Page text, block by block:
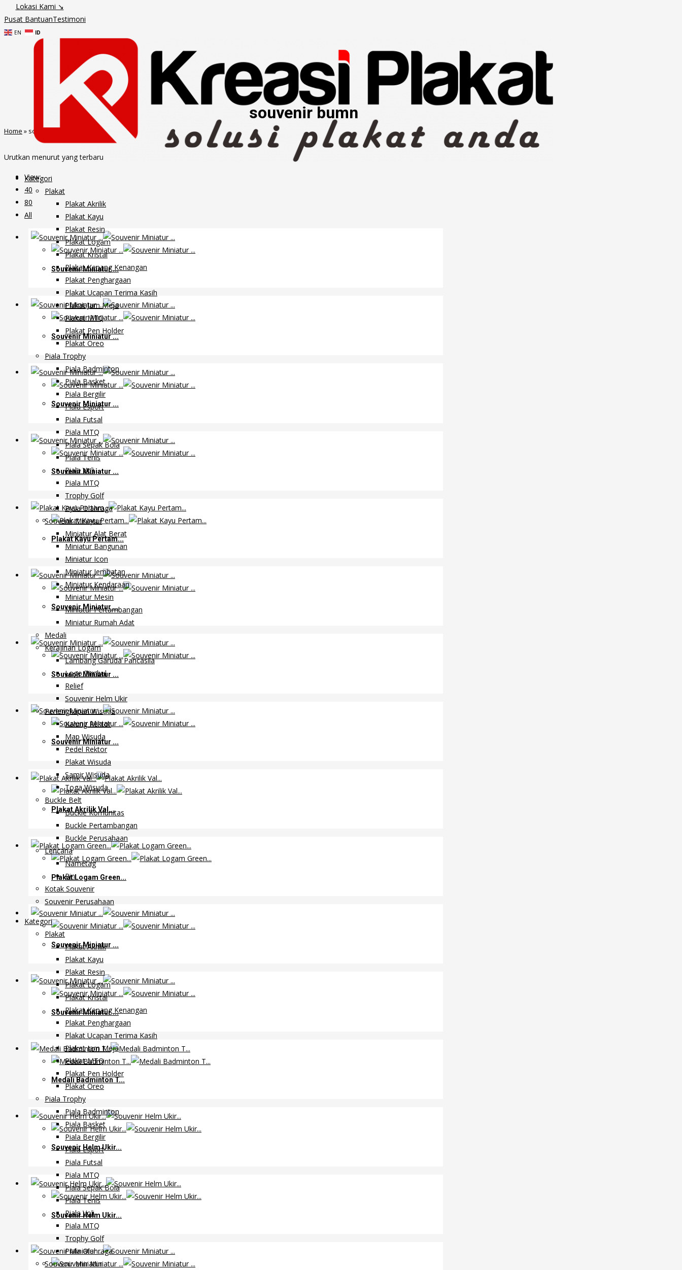
content
Lokasi Kami ↘
Pusat BantuanTestimoni
EN ID
Kategori
Plakat
Plakat Akrilik
Plakat Kayu
Plakat Resin
Plakat Logam
Plakat Kristal
Plakat Kenang Kenangan
Plakat Penghargaan
Plakat Ucapan Terima Kasih
Plakat Jam Meja
Plakat MTQ
Plakat Pen Holder
Plakat Oreo
Piala Trophy
Piala Badminton
Piala Basket
Piala Bergilir
Piala Esport
Piala Futsal
Piala MTQ
Piala Sepak Bola
Piala Tenis
Piala Voli
Piala MTQ
Trophy Golf
Piala Olahraga
Souvenir Miniatur
Miniatur Alat Berat
Miniatur Bangunan
Miniatur Icon
Miniatur Jembatan
Miniatur Kendaraan
Miniatur Mesin
Miniatur Pertambangan
Miniatur Rumah Adat
Medali
Kerajinan Logam
Lambang Garuda Pancasila
Logo Timbul
Relief
Souvenir Helm Ukir
Perlengkapan Wisuda
Kalung Rektor
Map Wisuda
Pedel Rektor
Plakat Wisuda
Samir Wisuda
Toga Wisuda
Buckle Belt
Buckle Komunitas
Buckle Pertambangan
Buckle Perusahaan
Lencana
Nametag
Pin
Kotak Souvenir
Souvenir Perusahaan
Kategori
Plakat
Plakat Akrilik
Plakat Kayu
Plakat Resin
Plakat Logam
Plakat Kristal
Plakat Kenang Kenangan
Plakat Penghargaan
Plakat Ucapan Terima Kasih
Plakat Jam Meja
Plakat MTQ
Plakat Pen Holder
Plakat Oreo
Piala Trophy
Piala Badminton
Piala Basket
Piala Bergilir
Piala Esport
Piala Futsal
Piala MTQ
Piala Sepak Bola
Piala Tenis
Piala Voli
Piala MTQ
Trophy Golf
Piala Olahraga
Souvenir Miniatur
souvenir bumn
Home » souvenir bumn
Urutkan menurut yang terbaru
View:
40
80
All
Souvenir Miniatur ...
Souvenir Miniatur ...
Souvenir Miniatur ...
Souvenir Miniatur ...
Plakat Kayu Pertam...
Souvenir Miniatur ...
Souvenir Miniatur ...
Souvenir Miniatur ...
Plakat Akrilik Val...
Plakat Logam Green...
Souvenir Miniatur ...
Souvenir Miniatur ...
Medali Badminton T...
Souvenir Helm Ukir...
Souvenir Helm Ukir...